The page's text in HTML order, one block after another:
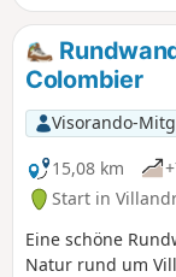
Colombier
Visorando-
15,08 km
Start in
Eine schöne
Natur rund um